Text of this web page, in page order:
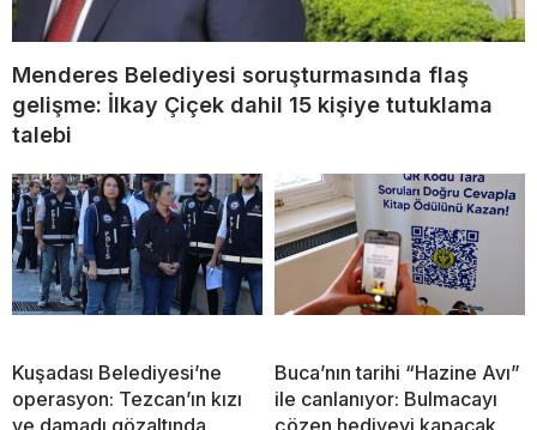
Menderes Belediyesi soruşturmasında flaş
gelişme: İlkay Çiçek dahil 15 kişiye tutuklama
talebi
Kuşadası Belediyesi’ne
operasyon: Tezcan’ın kızı
Buca’nın tarihi “Hazine Avı”
ile canlanıyor: Bulmacayı